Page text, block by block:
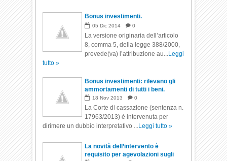
Bonus investimenti.
05 Dic 2014 0
La versione originaria dell’articolo
8, comma 5, della legge 388/2000,
prevede(va) l’attribuzione au...Leggi
tutto »
Bonus investimenti: rilevano gli
ammortamenti di tutti i beni.
18 Nov 2013 0
La Corte di cassazione (sentenza n.
17963/2013) è intervenuta per
dirimere un dubbio interpretativo ...Leggi tutto »
La novità dell’intervento è
requisito per agevolazioni sugli